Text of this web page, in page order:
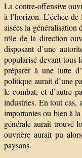
La contre-offensive
à l’horizon. L’échec
aisées la généralisation
rôle de la direction
disposant d’une
popularisé devant tous
préparer à une lutte
politique aurait d’une
le combat, et d’autre
industries. En tout cas,
importantes ou bien à
générale aurait trouvé
ouvrière aurait pu
paysans.